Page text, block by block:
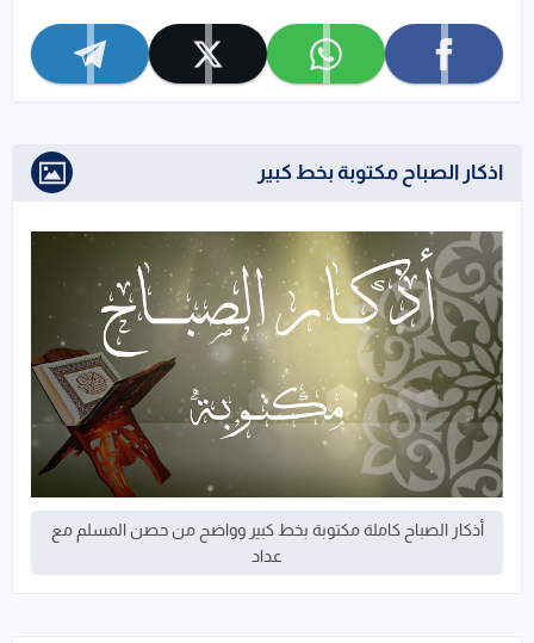
تابعنا على facebook تابعنا على whatsapp تابعنا على x تابعنا على telegram
اذكار الصباح مكتوبة بخط كبير
أذكار الصباح كاملة مكتوبة بخط كبير وواضح من حصن المسلم مع
عداد